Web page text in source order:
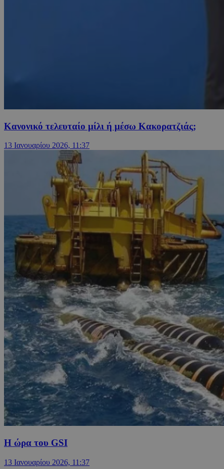
Κανονικό τελευταίο μίλι ή μέσω Κακορατζιάς;
13 Ιανουαρίου 2026, 11:37
Η ώρα του GSI
13 Ιανουαρίου 2026, 11:37